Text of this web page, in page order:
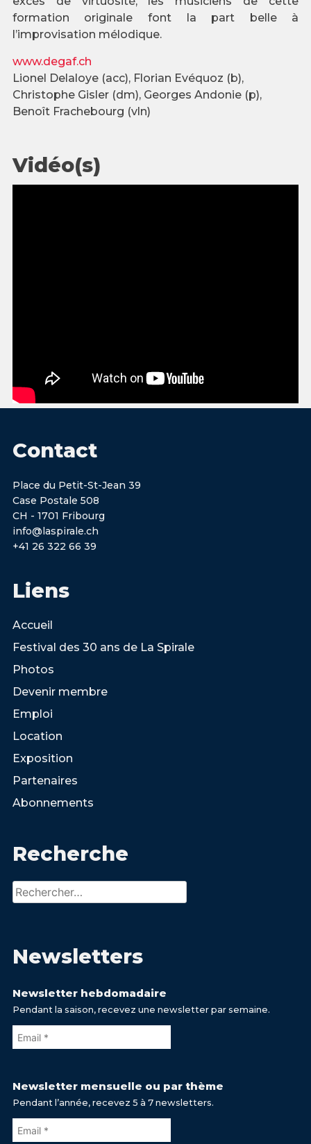
formation originale font la part belle à
l’improvisation mélodique.
www.degaf.ch
Lionel Delaloye (acc), Florian Evéquoz (b),
Christophe Gisler (dm), Georges Andonie (p),
Benoît Frachebourg (vln)
Vidéo(s)
Contact
Place du Petit-St-Jean 39
Case Postale 508
CH - 1701 Fribourg
info@laspirale.ch
+41 26 322 66 39
Liens
Accueil
Festival des 30 ans de La Spirale
Photos
Devenir membre
Emploi
Location
Exposition
Partenaires
Abonnements
Recherche
Rechercher :
Newsletters
Newsletter hebdomadaire
Pendant la saison, recevez une newsletter par semaine.
Newsletter mensuelle ou par thème
Pendant l’année, recevez 5 à 7 newsletters.